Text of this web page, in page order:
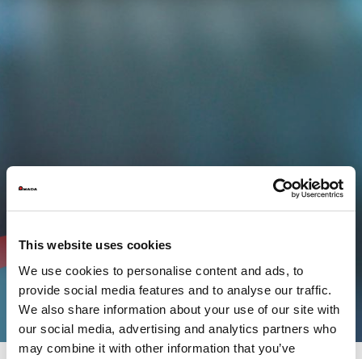
This website uses cookies
We use cookies to personalise content and ads, to
provide social media features and to analyse our traffic.
We also share information about your use of our site with
our social media, advertising and analytics partners who
may combine it with other information that you’ve